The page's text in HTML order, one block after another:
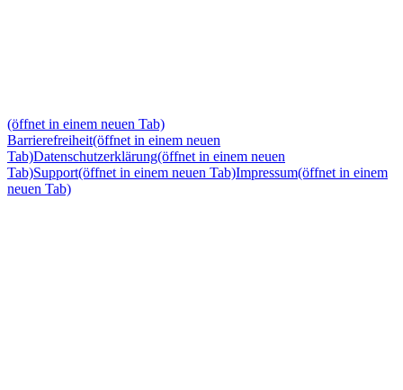
(öffnet in einem neuen Tab)
Barrierefreiheit(öffnet in einem neuen
Tab)Datenschutzerklärung(öffnet in einem neuen
Tab)Support(öffnet in einem neuen Tab)Impressum(öffnet in einem
neuen Tab)